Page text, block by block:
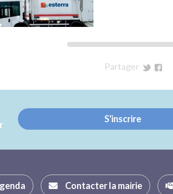
Partager
Twitter
S'inscrire
Contacter la mairie